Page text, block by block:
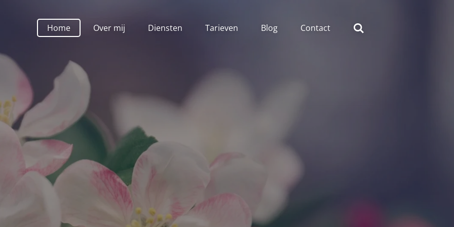
Home Over mij Diensten Tarieven Blog Contact